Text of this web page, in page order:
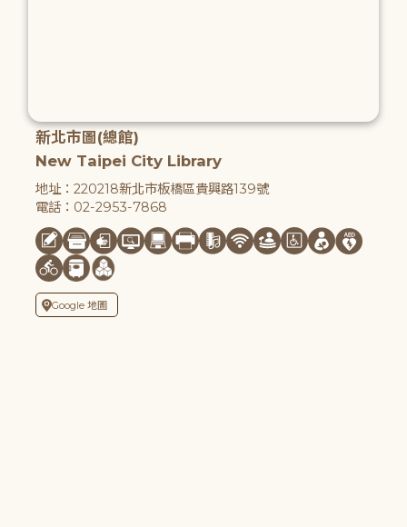
新北市圖(總館)
New Taipei City Library
地址：220218新北市板橋區貴興路139號
電話：02-2953-7868
Google 地圖